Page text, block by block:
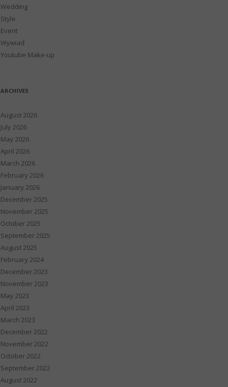
Wedding
Style
Event
Wywiad
Youtube Make-up
ARCHIVES
August 2026
July 2026
May 2026
April 2026
March 2026
February 2026
January 2026
December 2025
November 2025
October 2025
September 2025
August 2025
February 2024
December 2023
November 2023
May 2023
April 2023
March 2023
December 2022
November 2022
October 2022
September 2022
August 2022